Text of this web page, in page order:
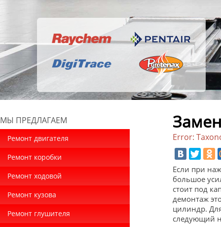
МЫ ПРЕДЛАГАЕМ
Ремонт двигателя
Ремонт коробки
Ремонт ходовой
Ремонт кузова
Ремонт глушителя
Error:
Если при
большое
стоит под
демонтаж
цилиндр.
следующий